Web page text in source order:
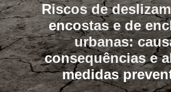
Riscos de
encostas e de
urbanas:
consequências e
medidas